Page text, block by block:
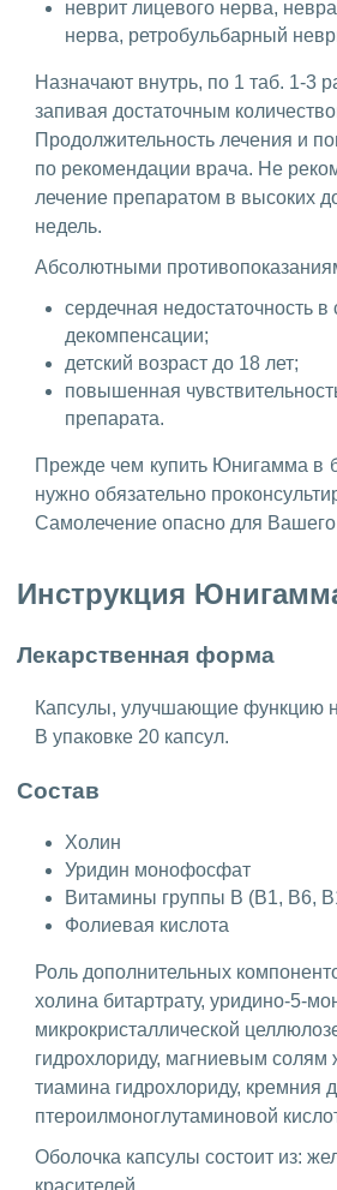
неврит лицевого нерва,
нерва, ретробульбарный
Назначают внутрь, по 1 таб. 1-3
запивая достаточным
Продолжительность лечения и
по рекомендации врача. Не
лечение препаратом в высоких
недель.
Абсолютными
сердечная недостаточность в
декомпенсации;
детский возраст до 18 лет;
повышенная
препарата.
Прежде чем купить Юнигамма в
нужно обязательно
Самолечение опасно для Вашего
Инструкция
Лекарственная форма
Капсулы, улучшающие функцию
В упаковке 20 капсул.
Состав
Холин
Уридин монофосфат
Витамины группы В (B1, B6,
Фолиевая кислота
Роль дополнительных
холина битартрату, уридино-5-
микрокристаллической
гидрохлориду, магниевым солям
тиамина гидрохлориду, кремния
птероилмоноглутаминовой
Оболочка капсулы состоит из: